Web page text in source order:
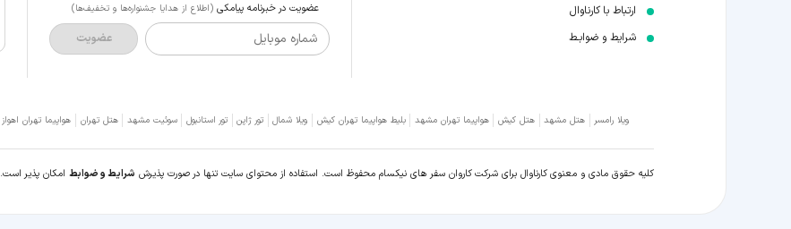
ارتباط با کارناوال
شرایط و ضوابـط
عضویت در خبرنامه پیامکی (اطلاع از هدایا جشنواره‌ها و تخفیف‌ها)
شماره موبایل عضویت
ویلا رامسر هتل مشهد هتل کیش هواپیما تهران مشهد بلیط هواپیما تهران کیش ویلا شمال تور ژاپن تور استانبول سوئیت مشهد هتل تهران هواپیما تهران اهواز
کلیه حقوق مادی و معنوی کارناوال برای شرکت کاروان سفر های نیکسام محفوظ است. استفاده از محتوای سایت تنها در صورت پذیرش شرایط و ضوابط امکان پذیر است.